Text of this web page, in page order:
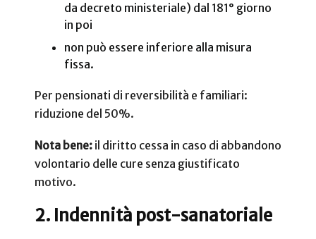
da decreto ministeriale) dal 181° giorno
in poi
non può essere inferiore alla misura
fissa.
Per pensionati di reversibilità e familiari:
riduzione del 50%.
Nota bene: il diritto cessa in caso di abbandono
volontario delle cure senza giustificato
motivo.
2. Indennità post-sanatoriale